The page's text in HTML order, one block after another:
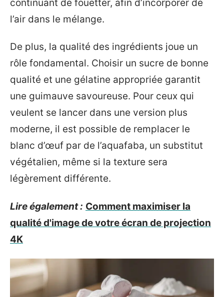
continuant de fouetter, afin d’incorporer de
l’air dans le mélange.
De plus, la qualité des ingrédients joue un
rôle fondamental. Choisir un sucre de bonne
qualité et une gélatine appropriée garantit
une guimauve savoureuse. Pour ceux qui
veulent se lancer dans une version plus
moderne, il est possible de remplacer le
blanc d’œuf par de l’aquafaba, un substitut
végétalien, même si la texture sera
légèrement différente.
Lire également : Comment maximiser la
qualité d'image de votre écran de projection
4K